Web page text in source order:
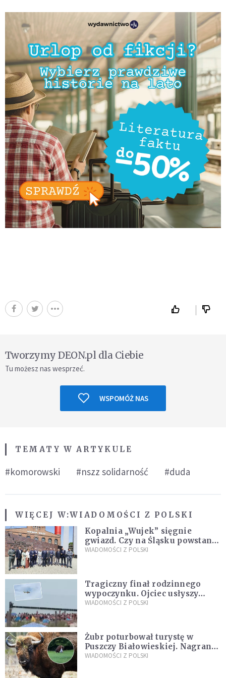
Tworzymy DEON.pl dla Ciebie
Tu możesz nas wesprzeć.
WSPOMÓŻ NAS
TEMATY W ARTYKULE
#komorowski #nszz solidarność #duda
WIĘCEJ W:WIADOMOŚCI Z POLSKI
Kopalnia „Wujek” sięgnie
gwiazd. Czy na Śląsku powstanie
„Dolina Krzemowa”?
WIADOMOŚCI Z POLSKI
Tragiczny finał rodzinnego
wypoczynku. Ojciec usłyszy
zarzuty
WIADOMOŚCI Z POLSKI
Żubr poturbował turystę w
Puszczy Białowieskiej. Nagranie
daje do myślenia
WIADOMOŚCI Z POLSKI